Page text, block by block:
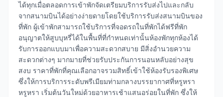
ได้ทุกเมื่อตลอดการเข้าพักจัดเตรียมบริการรับส่งไปและกลับ
จากสนามบินได้อย่างง่ายดายโดยใช้บริการรับส่งสนามบินของ
ที่พัก ผู้เข้าพักสามารถใช้บริการที่จอดรถในที่พักได้ฟรีที่พัก
อนุญาตให้สูบบุหรี่ได้ในพื้นที่ที่กำหนดเท่านั้นห้องพักทุกห้องได้
รับการออกแบบมาเพื่อความสะดวกสบาย มีสิ่งอำนวยความ
สะดวกต่างๆ มากมายที่ช่วยรับประกันการนอนหลับอย่างสุข
สงบ ราคาที่พักที่คุณเลือกอาจรวมสิทธิ์เข้าใช้ห้องรับรองพิเศษ
ซึ่งให้การบริการระดับพรีเมียมท่ามกลางบรรยากาศที่หรูหรา
หรูหรา เริ่มต้นวันใหม่ด้วยอาหารเช้าแสนอร่อยในที่พัก ซึ่งให้